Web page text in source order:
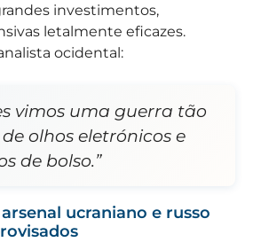
investimentos,
letalmente eficazes.
ocidental:
vimos uma guerra tão
olhos eletrónicos e
de bolso.”
ucraniano e russo